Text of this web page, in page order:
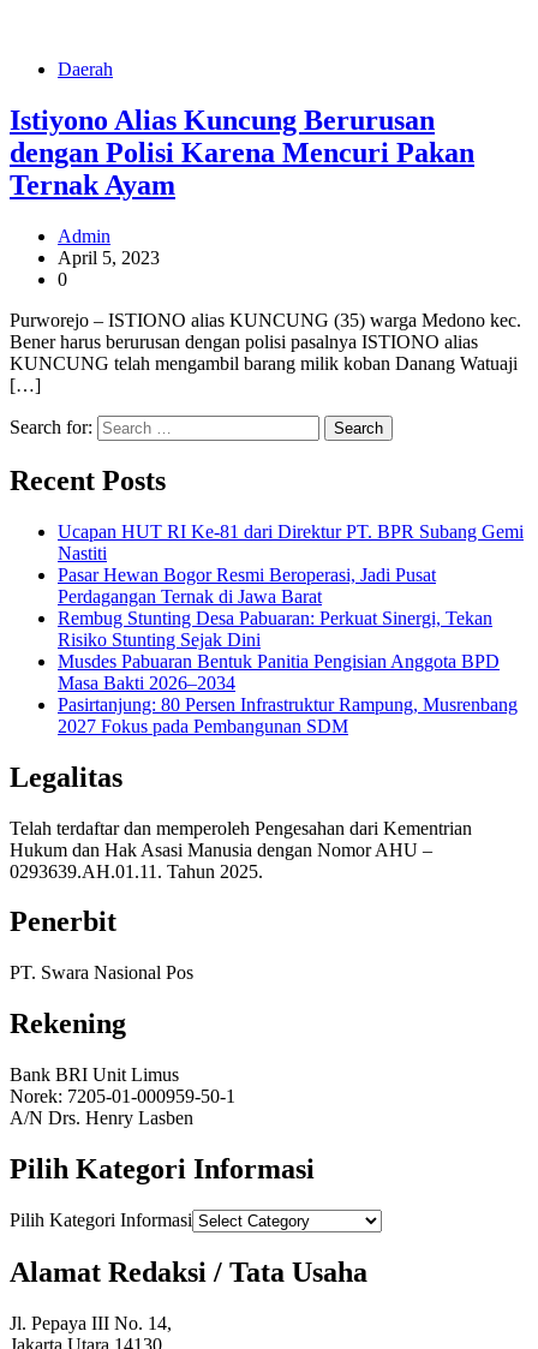
Daerah
Istiyono Alias Kuncung Berurusan
dengan Polisi Karena Mencuri Pakan
Ternak Ayam
Admin
April 5, 2023
0
Purworejo – ISTIONO alias KUNCUNG (35) warga Medono kec.
Bener harus berurusan dengan polisi pasalnya ISTIONO alias
KUNCUNG telah mengambil barang milik koban Danang Watuaji
[…]
Search for:
Recent Posts
Ucapan HUT RI Ke-81 dari Direktur PT. BPR Subang Gemi
Nastiti
Pasar Hewan Bogor Resmi Beroperasi, Jadi Pusat
Perdagangan Ternak di Jawa Barat
Rembug Stunting Desa Pabuaran: Perkuat Sinergi, Tekan
Risiko Stunting Sejak Dini
Musdes Pabuaran Bentuk Panitia Pengisian Anggota BPD
Masa Bakti 2026–2034
Pasirtanjung: 80 Persen Infrastruktur Rampung, Musrenbang
2027 Fokus pada Pembangunan SDM
Legalitas
Telah terdaftar dan memperoleh Pengesahan dari Kementrian
Hukum dan Hak Asasi Manusia dengan Nomor AHU –
0293639.AH.01.11. Tahun 2025.
Penerbit
PT. Swara Nasional Pos
Rekening
Bank BRI Unit Limus
Norek: 7205-01-000959-50-1
A/N Drs. Henry Lasben
Pilih Kategori Informasi
Pilih Kategori Informasi
Alamat Redaksi / Tata Usaha
Jl. Pepaya III No. 14,
Jakarta Utara 14130